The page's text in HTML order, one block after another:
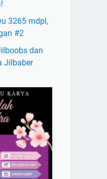
3265 mdpl,
#2
dan
Jilbaber